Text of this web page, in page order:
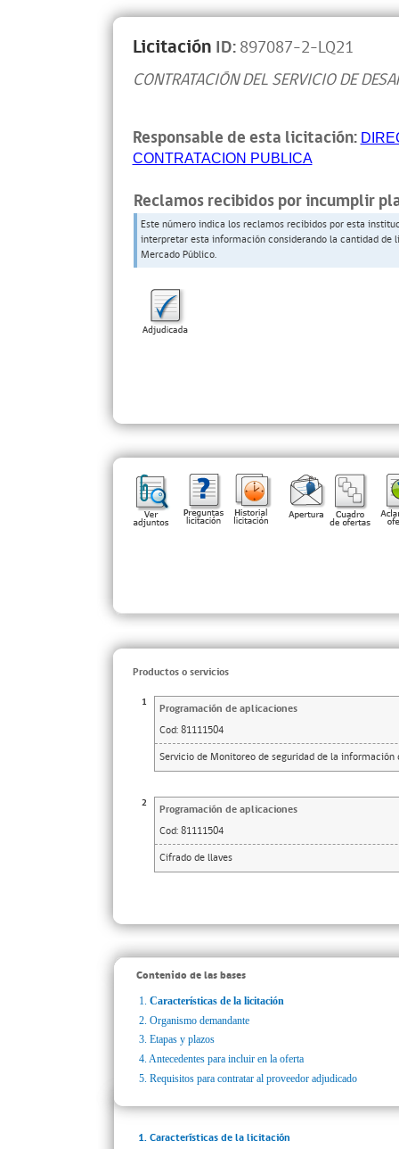
Licitación ID:897087-2-LQ21
CONTRATACIÓN DEL SERVICIO DE
Responsable de esta licitación:
CONTRATACION PUBLICA
Reclamos recibidos por incumplir
Este número indica los reclamos recibidos por esta
interpretar esta información considerando la cantidad
Mercado Público.
Productos o servicios
1
Programación de aplicaciones
Cod: 81111504
Servicio de Monitoreo de seguridad de la
2
Programación de aplicaciones
Cod: 81111504
Cifrado de llaves
Contenido de las bases
1. Características de la licitación
2. Organismo demandante
3. Etapas y plazos
4. Antecedentes para incluir en la oferta
5. Requisitos para contratar al proveedor adjudicado
1. Características de la licitación